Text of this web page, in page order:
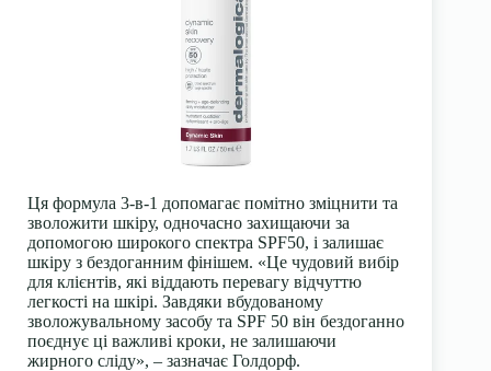
Ця формула 3-в-1 допомагає помітно зміцнити та
зволожити шкіру, одночасно захищаючи за
допомогою широкого спектра SPF50, і залишає
шкіру з бездоганним фінішем. «Це чудовий вибір
для клієнтів, які віддають перевагу відчуттю
легкості на шкірі. Завдяки вбудованому
зволожувальному засобу та SPF 50 він бездоганно
поєднує ці важливі кроки, не залишаючи
жирного сліду», – зазначає Голдорф.